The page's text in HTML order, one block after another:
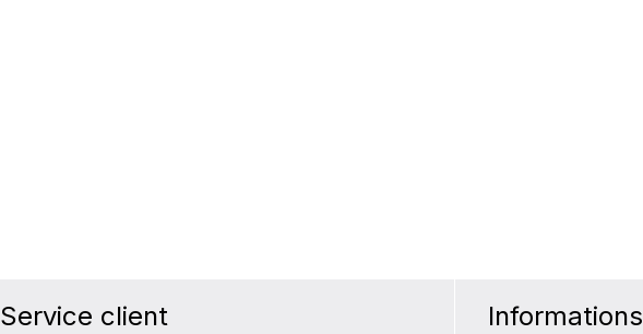
Service client Informations